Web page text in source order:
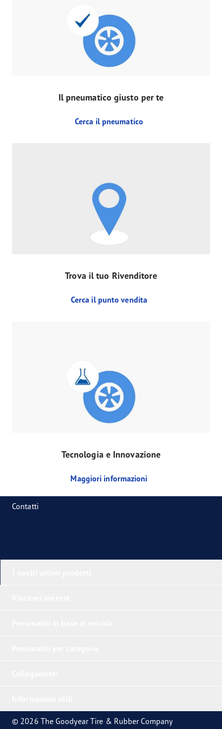
Il pneumatico giusto per te
Cerca il pneumatico
Trova il tuo Rivenditore
Cerca il punto vendita
Tecnologia e Innovazione
Maggiori informazioni
Contatti
© 2026 The Goodyear Tire & Rubber Company